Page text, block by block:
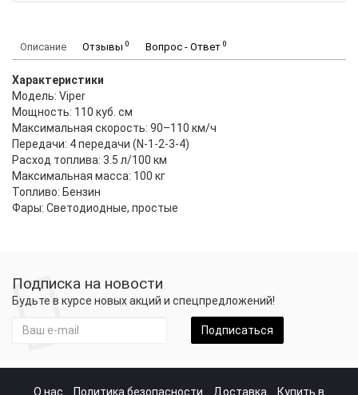
Описание Отзывы 0 Вопрос - Ответ 0
Характеристики
Модель: Viper
Мощность: 110 куб. см
Максимальная скорость: 90–110 км/ч
Передачи: 4 передачи (N-1-2-3-4)
Расход топлива: 3.5 л/100 км
Максимальная масса: 100 кг
Топливо: Бензин
Фары: Светодиодные, простые
Подписка на новости
Будьте в курсе новых акций и спецпредложений!
Подписаться
О нас Политика безопасности Доставка Купить в